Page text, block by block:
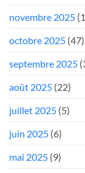
novembre 2025
octobre 2025 (47)
septembre 2025
août 2025 (22)
juillet 2025 (5)
juin 2025 (6)
mai 2025 (9)